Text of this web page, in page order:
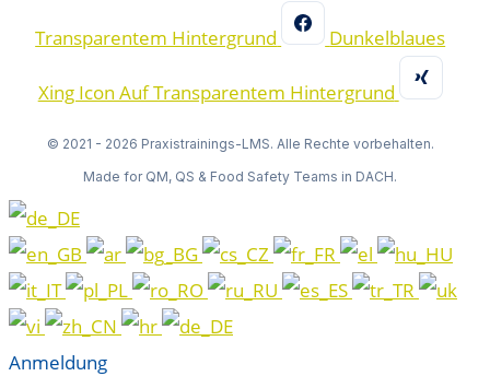
Transparentem Hintergrund Dunkelblaues
Xing Icon Auf Transparentem Hintergrund
© 2021 - 2026 Praxistrainings-LMS. Alle Rechte vorbehalten.
Made for QM, QS & Food Safety Teams in DACH.
Anmeldung